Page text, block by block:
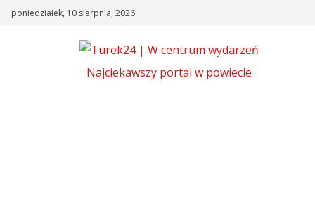
Skipponiedziałek, 10 sierpnia, 2026
Najciekawszy portal w powiecie